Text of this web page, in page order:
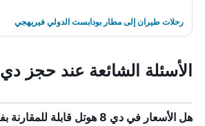
رحلات طيران إلى مطار بودابست الدولي فيريهجي
الأسئلة الشائعة عند حجز دي 8 هوتل